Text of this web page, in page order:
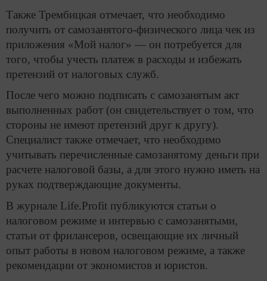
Также Трембицкая отмечает, что необходимо
получить от самозанятого-физического лица чек из
приложения «Мой налог» — он потребуется для
того, чтобы учесть платеж в расходы и избежать
претензий от налоговых служб.
После чего можно подписать с самозанятым акт
выполненных работ (он свидетельствует о том, что
стороны не имеют претензий друг к другу).
Специалист также отмечает, что необходимо
учитывать перечисленные самозанятому деньги при
расчете налоговой базы, а для этого нужно иметь на
руках подтверждающие документы.
В журнале Life.Profit публикуются статьи о
налоговом режиме и интервью с самозанятыми,
статьи от фрилансеров, освещающие их личный
опыт работы в новом налоговом режиме, а также
рекомендации от экономистов и юристов.